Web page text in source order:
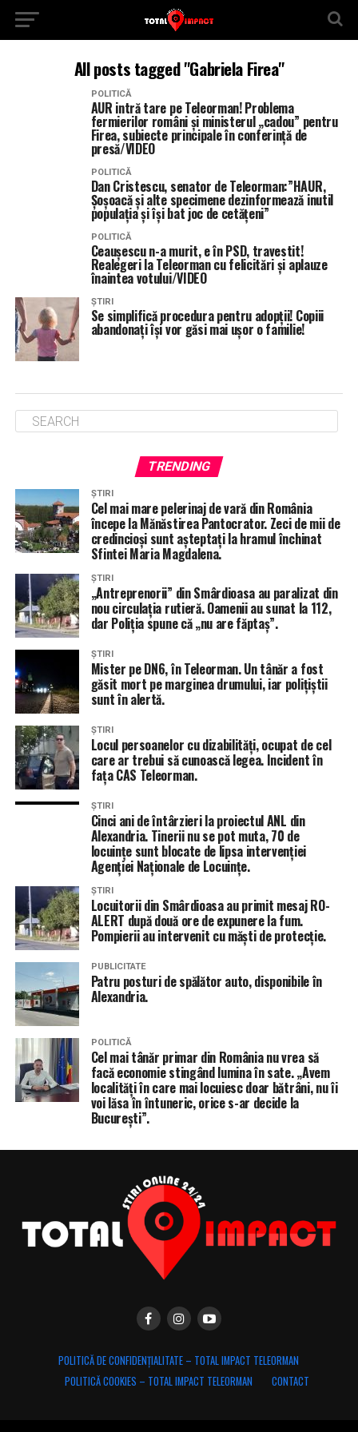
All posts tagged "Gabriela Firea"
POLITICĂ
AUR intră tare pe Teleorman! Problema
fermierilor români și ministerul „cadou” pentru
Firea, subiecte principale în conferință de
presă/VIDEO
POLITICĂ
Dan Cristescu, senator de Teleorman:”HAUR,
Șoșoacă și alte specimene dezinformează inutil
populația și își bat joc de cetățeni”
POLITICĂ
Ceaușescu n-a murit, e în PSD, travestit!
Realegeri la Teleorman cu felicitări și aplauze
înaintea votului/VIDEO
ȘTIRI
Se simplifică procedura pentru adopții! Copiii
abandonați își vor găsi mai ușor o familie!
TRENDING
ȘTIRI
Cel mai mare pelerinaj de vară din România
începe la Mănăstirea Pantocrator. Zeci de mii de
credincioși sunt așteptați la hramul închinat
Sfintei Maria Magdalena.
ȘTIRI
„Antreprenorii” din Smârdioasa au paralizat din
nou circulația rutieră. Oamenii au sunat la 112,
dar Poliția spune că „nu are făptaș”.
ȘTIRI
Mister pe DN6, în Teleorman. Un tânăr a fost
găsit mort pe marginea drumului, iar polițiștii
sunt în alertă.
ȘTIRI
Locul persoanelor cu dizabilități, ocupat de cel
care ar trebui să cunoască legea. Incident în
fața CAS Teleorman.
ȘTIRI
Cinci ani de întârzieri la proiectul ANL din
Alexandria. Tinerii nu se pot muta, 70 de
locuințe sunt blocate de lipsa intervenției
Agenției Naționale de Locuințe.
ȘTIRI
Locuitorii din Smârdioasa au primit mesaj RO-
ALERT după două ore de expunere la fum.
Pompierii au intervenit cu măști de protecție.
PUBLICITATE
Patru posturi de spălător auto, disponibile în
Alexandria.
POLITICĂ
Cel mai tânăr primar din România nu vrea să
facă economie stingând lumina în sate. „Avem
localități în care mai locuiesc doar bătrâni, nu îi
voi lăsa în întuneric, orice s-ar decide la
București”.
POLITICĂ DE CONFIDENȚIALITATE – TOTAL IMPACT TELEORMAN
POLITICĂ COOKIES – TOTAL IMPACT TELEORMAN
CONTACT